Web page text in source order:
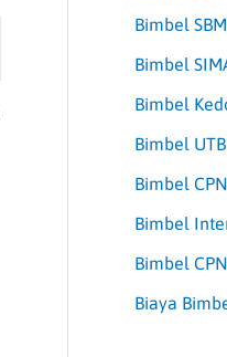
Bimbel
Bimbel
Bimbel
Bimbel
Bimbel
Bimbel
Bimbel
Biaya